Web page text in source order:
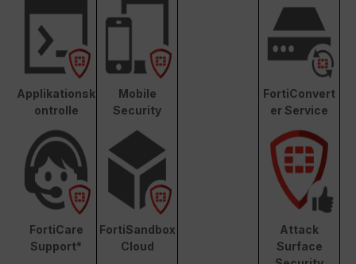
Applikationsk
ontrolle
Mobile
Security
FortiConvert
er Service
FortiCare
Support*
FortiSandbox
Cloud
Attack
Surface